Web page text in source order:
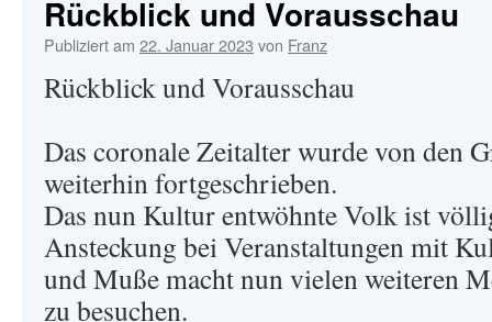
Rückblick und Vorausschau
Publiziert am 22. Januar 2023 von Franz
Rückblick und Vorausschau
Das coronale Zeitalter wurde von den
weiterhin fortgeschrieben.
Das nun Kultur entwöhnte Volk ist
Ansteckung bei Veranstaltungen mit
und Muße macht nun vielen weiteren
zu besuchen.